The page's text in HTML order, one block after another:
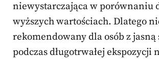
niewystarczająca w porównaniu
wyższych wartościach. Dlatego
rekomendowany dla osób z jasną
podczas długotrwałej ekspozycji